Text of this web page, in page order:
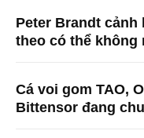
Peter Brandt
theo có thể không
Cá voi gom TAO,
Bittensor đang